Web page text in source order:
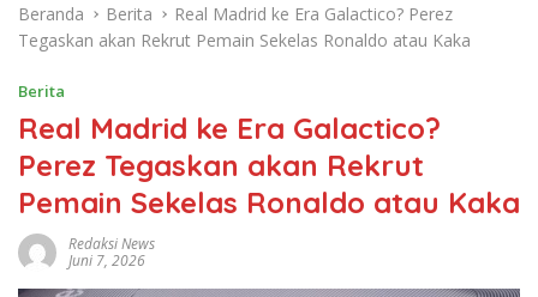
Beranda Berita
Real Madrid ke Era Galactico? Perez
Tegaskan akan Rekrut Pemain Sekelas Ronaldo atau Kaka
Berita
Real Madrid ke Era Galactico?
Perez Tegaskan akan Rekrut
Pemain Sekelas Ronaldo atau Kaka
Redaksi News
Juni 7, 2026